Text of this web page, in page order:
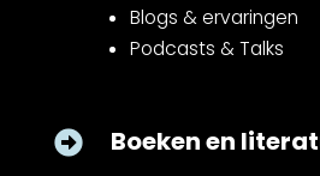
Blogs & ervaringen
Podcasts & Talks
 Boeken en